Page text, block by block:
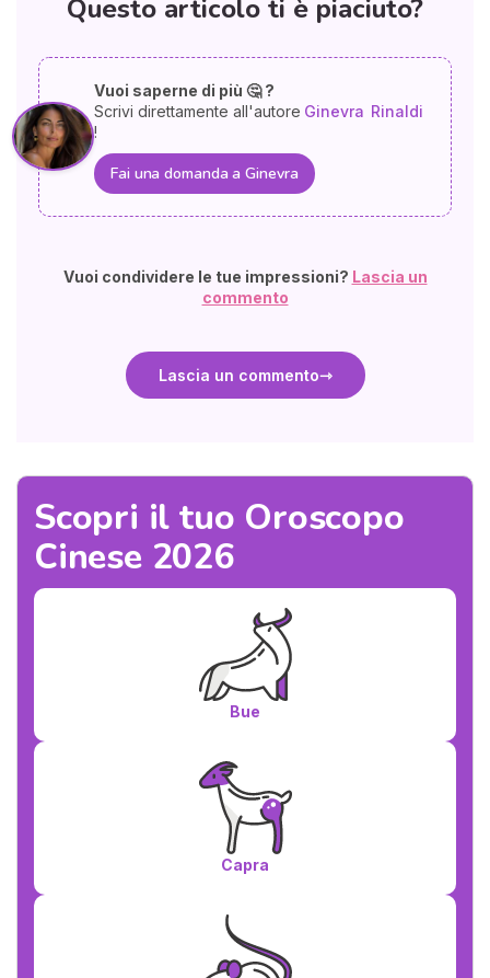
Questo articolo ti è piaciuto?
Vuoi saperne di più 🤔 ?
Scrivi direttamente all'autore Ginevra Rinaldi
!
Fai una domanda a Ginevra
Vuoi condividere le tue impressioni? Lascia un
commento
Lascia un commento
Scopri il tuo Oroscopo
Cinese 2026
Bue
Capra